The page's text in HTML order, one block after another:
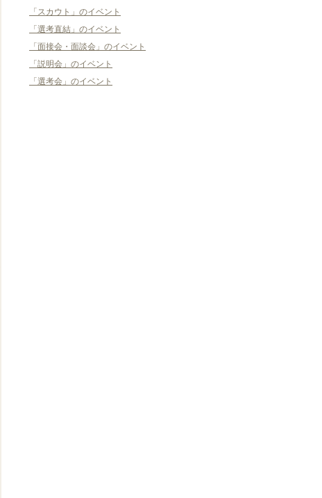
「スカウト」のイベント
「選考直結」のイベント
「面接会・面談会」のイベント
「説明会」のイベント
「選考会」のイベント